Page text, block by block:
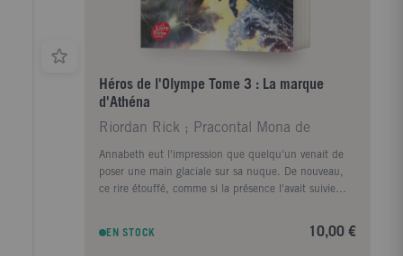
Héros de l'Olympe Tome 3 : La marque
d'Athéna
Riordan Rick ; Pracontal Mona de
Annabeth eut l'impression que quelqu'un venait de
poser une main glaciale sur sa nuque. De nouveau,
ce rire étouffé, comme si la présence l'avait suivie
remonter à bord avec lui et s'enfuir, maintenant.
EN STOCK 10,00 €